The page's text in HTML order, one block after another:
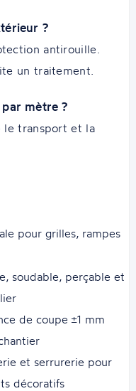
?
antirouille.
un traitement.
mètre ?
le transport et la
pour grilles, rampes
soudable, perçable et
de coupe ±1 mm
et serrurerie pour
décoratifs